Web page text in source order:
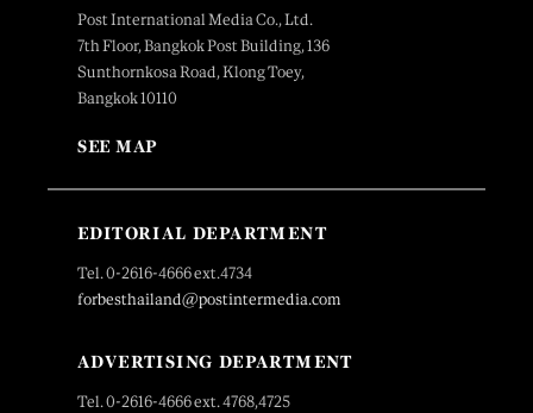
Post International Media Co., Ltd.
7th Floor, Bangkok Post Building, 136
Sunthornkosa Road, Klong Toey,
Bangkok 10110
SEE MAP
EDITORIAL DEPARTMENT
Tel. 0-2616-4666 ext.4734
forbesthailand@postintermedia.com
ADVERTISING DEPARTMENT
Tel. 0-2616-4666 ext. 4768,4725